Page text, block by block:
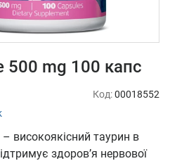
500 mg 100 капс
Код:00018552
високоякісний таурин в
здоров’я нервової